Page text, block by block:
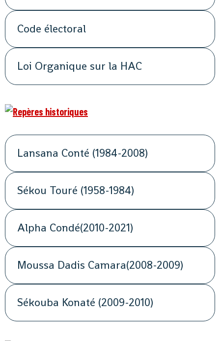
Code électoral
Loi Organique sur la HAC
Lansana Conté (1984-2008)
Sékou Touré (1958-1984)
Alpha Condé(2010-2021)
Moussa Dadis Camara(2008-2009)
Sékouba Konaté (2009-2010)